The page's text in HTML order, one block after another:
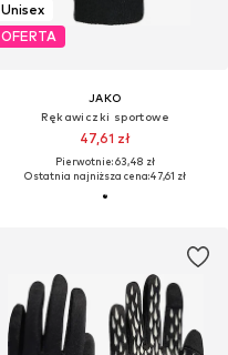
Unisex
OFERTA
JAKO
Rękawiczki sportowe
47,61 zł
Pierwotnie: 63,48 zł
Ostatnia najniższa cena:47,61 zł